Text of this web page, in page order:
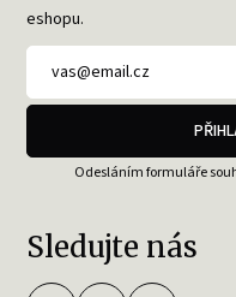
eshopu.
Odesláním formuláře
Sledujte nás